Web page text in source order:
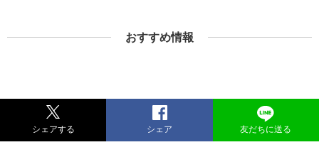
おすすめ情報
シェアする シェア 友だちに送る